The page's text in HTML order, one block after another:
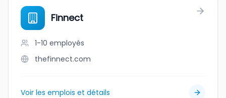
Finnect
1-10 employés
thefinnect.com
Voir les emplois et détails